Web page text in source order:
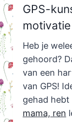
GPS-
motivatie
Heb je
gehoord?
van een
van GPS!
gehad
mama, ren